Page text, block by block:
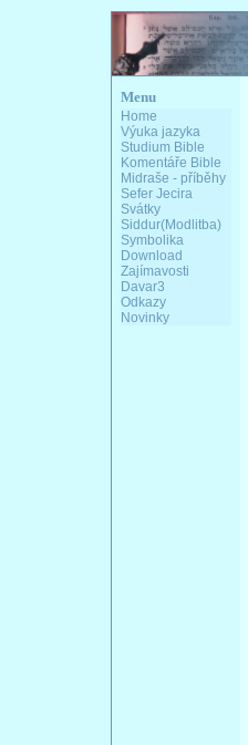
Menu
Home
Výuka jazyka
Studium Bible
Komentáře Bible
Midraše - příběhy
Sefer Jecira
Svátky
Siddur(Modlitba)
Symbolika
Download
Zajímavosti
Davar3
Odkazy
Novinky